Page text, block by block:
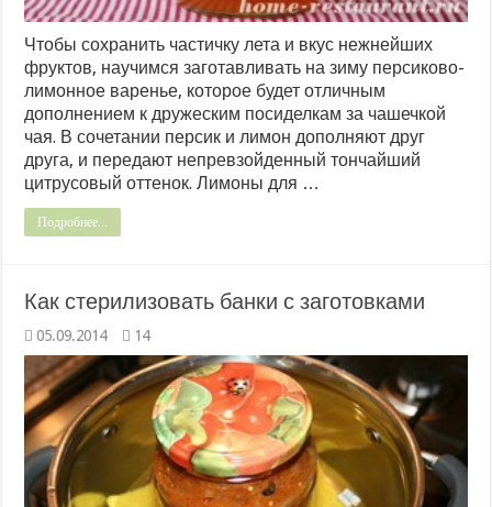
Чтобы сохранить частичку лета и вкус нежнейших
фруктов, научимся заготавливать на зиму персиково-
лимонное варенье, которое будет отличным
дополнением к дружеским посиделкам за чашечкой
чая. В сочетании персик и лимон дополняют друг
друга, и передают непревзойденный тончайший
цитрусовый оттенок. Лимоны для …
Подробнее...
Как стерилизовать банки с заготовками
05.09.2014 14